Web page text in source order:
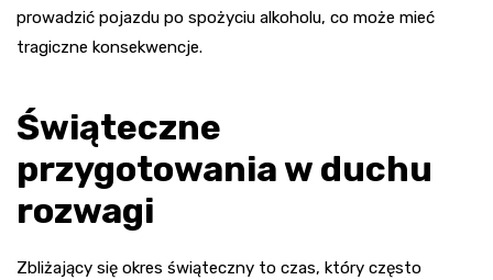
prowadzić pojazdu po spożyciu alkoholu, co może mieć
tragiczne konsekwencje.
Świąteczne
przygotowania w duchu
rozwagi
Zbliżający się okres świąteczny to czas, który często